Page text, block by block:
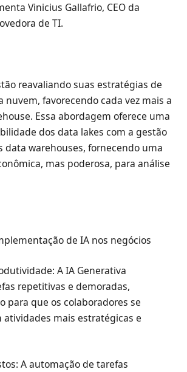
Vinicius Gallafrio, CEO da
de TI.
reavaliando suas estratégias de
nuvem, favorecendo cada vez mais a
Essa abordagem oferece uma
dos data lakes com a gestão
data warehouses, fornecendo uma
mas poderosa, para análise
de IA nos negócios
A IA Generativa
repetitivas e demoradas,
para que os colaboradores se
mais estratégicas e
A automação de tarefas